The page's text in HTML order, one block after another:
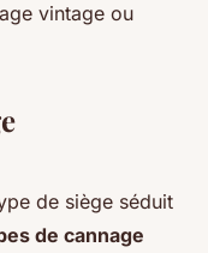
vintage ou
de siège séduit
de cannage